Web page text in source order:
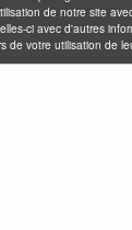
de notre site
ci avec d'autres
de votre utilisation de